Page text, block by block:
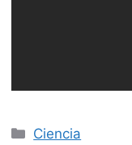
Categorías
Ciencia